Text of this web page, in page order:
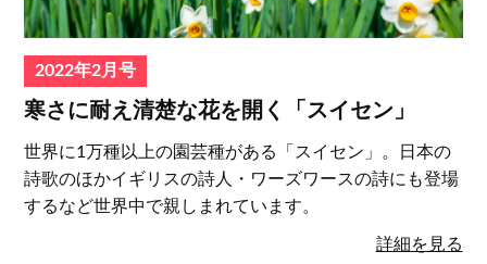
2022年2月号
寒さに耐え清楚な花を開く「スイセン」
世界に1万種以上の園芸種がある「スイセン」。日本の
詩歌のほかイギリスの詩人・ワーズワースの詩にも登場
するなど世界中で親しまれています。
詳細を見る